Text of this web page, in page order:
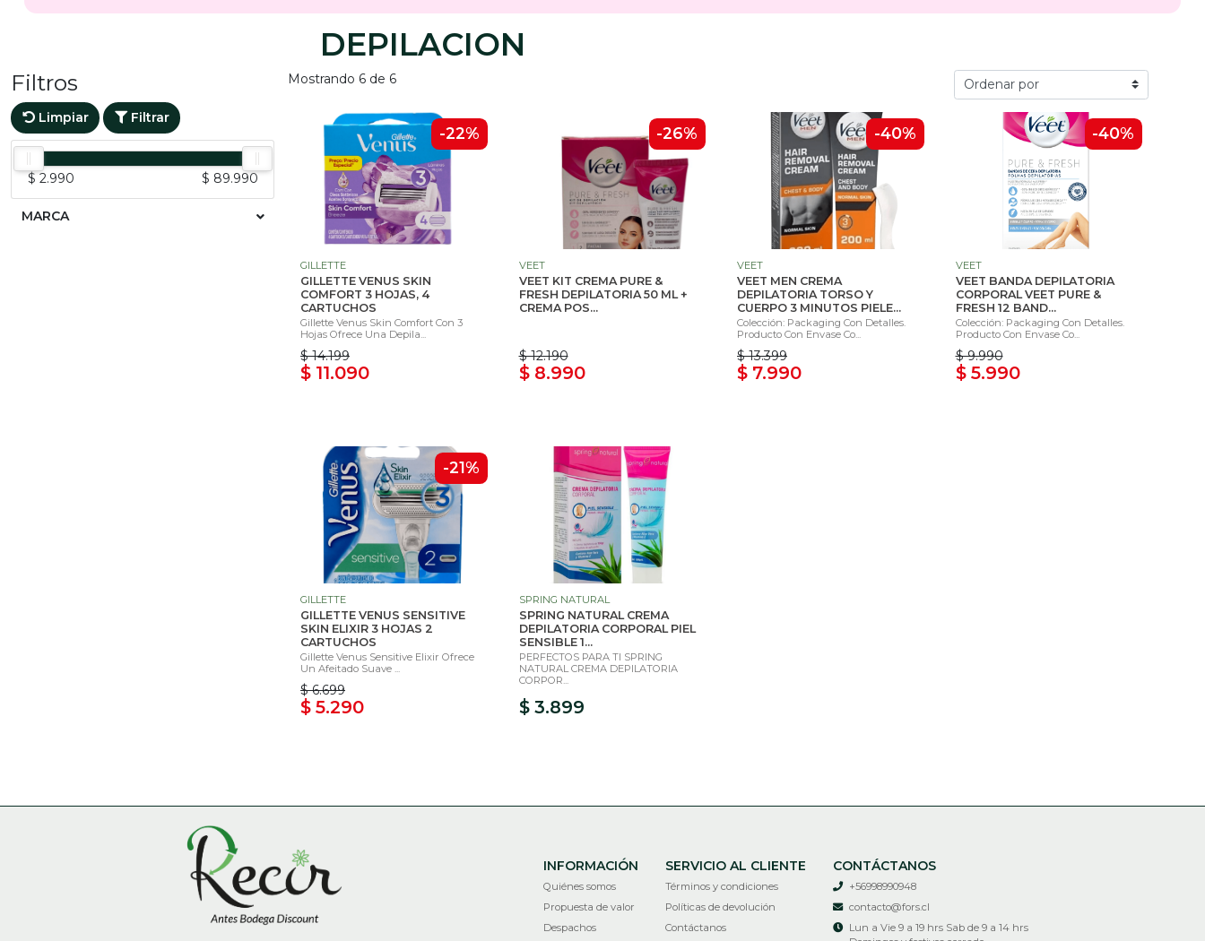
DEPILACION
Filtros
Limpiar Filtrar
$ 2.990 $ 89.990
MARCA
Mostrando 6 de 6
-22%
GILLETTE
GILLETTE VENUS SKIN
COMFORT 3 HOJAS, 4
CARTUCHOS
Gillette Venus Skin Comfort Con 3
Hojas Ofrece Una Depila...
$ 14.199
$ 11.090
-26%
VEET
VEET KIT CREMA PURE &
FRESH DEPILATORIA 50 ML +
CREMA POS...
$ 12.190
$ 8.990
-40%
VEET
VEET MEN CREMA
DEPILATORIA TORSO Y
CUERPO 3 MINUTOS PIELE...
Colección: Packaging Con Detalles.
Producto Con Envase Co...
$ 13.399
$ 7.990
-40%
VEET
VEET BANDA DEPILATORIA
CORPORAL VEET PURE &
FRESH 12 BAND...
Colección: Packaging Con Detalles.
Producto Con Envase Co...
$ 9.990
$ 5.990
-21%
GILLETTE
GILLETTE VENUS SENSITIVE
SKIN ELIXIR 3 HOJAS 2
CARTUCHOS
Gillette Venus Sensitive Elixir Ofrece
Un Afeitado Suave ...
$ 6.699
$ 5.290
SPRING NATURAL
SPRING NATURAL CREMA
DEPILATORIA CORPORAL PIEL
SENSIBLE 1...
PERFECTOS PARA TI SPRING
NATURAL CREMA DEPILATORIA
CORPOR...
$ 3.899
INFORMACIÓN
Quiénes somos
Propuesta de valor
Despachos
SERVICIO AL CLIENTE
Términos y condiciones
Políticas de devolución
Contáctanos
CONTÁCTANOS
+56998990948
contacto@fors.cl
Lun a Vie 9 a 19 hrs Sab de 9 a 14 hrs